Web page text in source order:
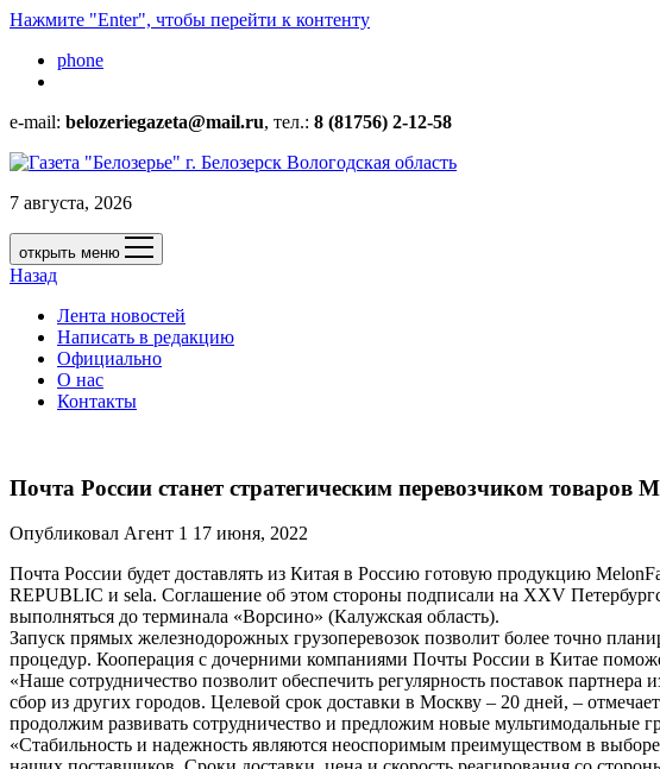
Нажмите "Enter", чтобы перейти к контенту
phone
e-mail: belozeriegazeta@mail.ru, тел.: 8 (81756) 2-12-58
7 августа, 2026
открыть меню
Назад
Лента новостей
Написать в редакцию
Официально
О нас
Контакты
Почта России станет стратегическим перевозчиком товаров
Опубликовал Агент 1 17 июня, 2022
Почта России будет доставлять из Китая в Россию готовую продукцию
REPUBLIC и sela. Соглашение об этом стороны подписали на XXV
выполняться до терминала «Ворсино» (Калужская область).
Запуск прямых железнодорожных грузоперевозок позволит более точно
процедур. Кооперация с дочерними компаниями Почты России в Китае
«Наше сотрудничество позволит обеспечить регулярность поставок
сбор из других городов. Целевой срок доставки в Москву – 20 дней, –
продолжим развивать сотрудничество и предложим новые мультимодальные
«Стабильность и надежность являются неоспоримым преимуществом в